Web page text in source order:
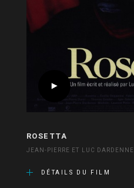
ROSETTA
JEAN-PIERRE ET LUC DARDENNE
DÉTAILS DU FILM